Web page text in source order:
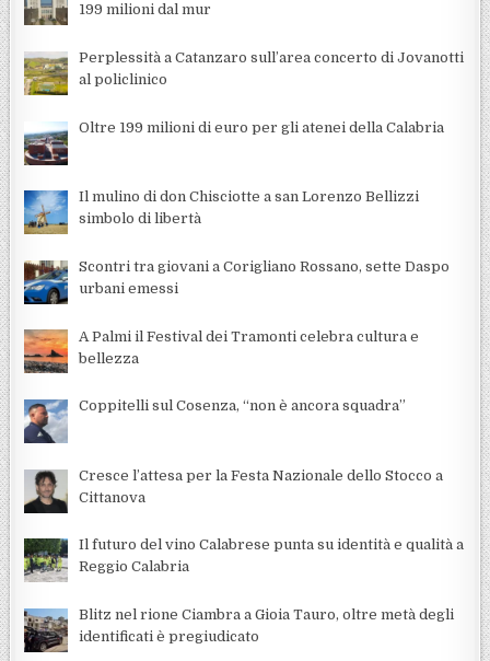
199 milioni dal mur
Perplessità a Catanzaro sull’area concerto di Jovanotti
al policlinico
Oltre 199 milioni di euro per gli atenei della Calabria
Il mulino di don Chisciotte a san Lorenzo Bellizzi
simbolo di libertà
Scontri tra giovani a Corigliano Rossano, sette Daspo
urbani emessi
A Palmi il Festival dei Tramonti celebra cultura e
bellezza
Coppitelli sul Cosenza, “non è ancora squadra”
Cresce l’attesa per la Festa Nazionale dello Stocco a
Cittanova
Il futuro del vino Calabrese punta su identità e qualità a
Reggio Calabria
Blitz nel rione Ciambra a Gioia Tauro, oltre metà degli
identificati è pregiudicato